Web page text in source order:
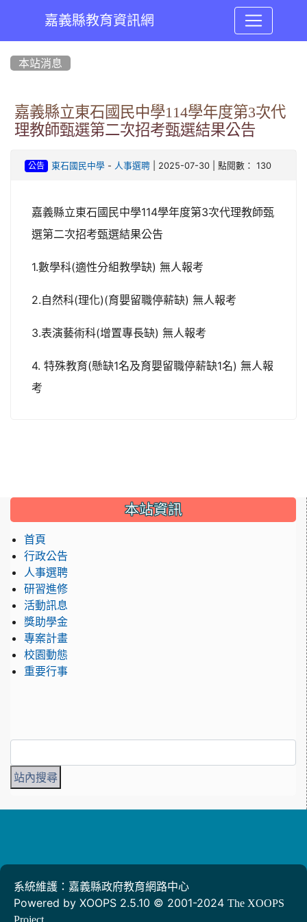
嘉義縣教育資訊網
本站消息
嘉義縣立東石國民中學114學年度第3次代
理教師甄選第二次招考甄選結果公告
公告 東石國民中學- 人事選聘| 2025-07-30 | 點閱數： 130
嘉義縣立東石國民中學114學年度第3次代理教師甄
選第二次招考甄選結果公告
1.數學科(適性分組教學缺) 無人報考
2.自然科(理化)(育嬰留職停薪缺) 無人報考
3.表演藝術科(增置專長缺) 無人報考
4. 特殊教育(懸缺1名及育嬰留職停薪缺1名) 無人報
考
::: 本站資訊
首頁
行政公告
人事選聘
研習進修
活動訊息
獎助學金
專案計畫
校園動態
重要行事
系統維護：嘉義縣政府教育網路中心
Powered by XOOPS 2.5.10 © 2001-2024 The XOOPS
Project